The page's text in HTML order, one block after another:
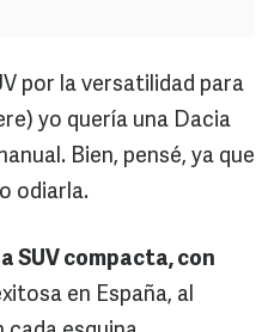
por la versatilidad para
yo quería una Dacia
Bien, pensé, ya que
odiarla.
SUV compacta, con
en España, al